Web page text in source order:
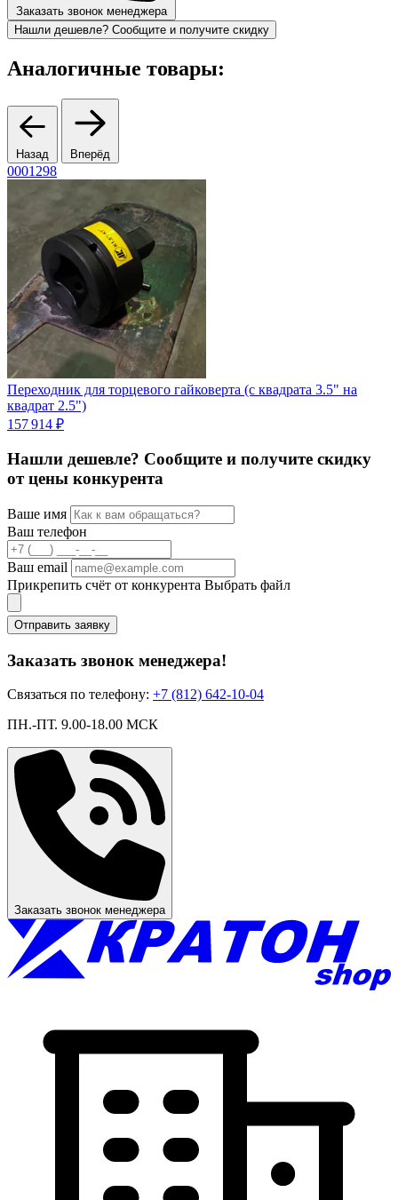
Заказать звонок менеджера
Нашли дешевле? Сообщите и получите скидку
Аналогичные товары:
Назад Вперёд
0001298
Переходник для торцевого гайковерта (с квадрата 3.5" на
квадрат 2.5")
157 914 ₽
Нашли дешевле? Сообщите и получите скидку
от цены конкурента
Ваше имя
Ваш телефон
Ваш email
Прикрепить счёт от конкурента Выбрать файл
Отправить заявку
Заказать звонок менеджера!
Связаться по телефону: +7 (812) 642-10-04
ПН.-ПТ. 9.00-18.00 МСК
Заказать звонок менеджера